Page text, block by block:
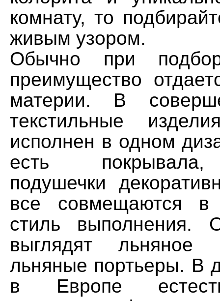
комнату, то
живым узором.
Обычно при
преимущество
материи. В
текстильные
исполнен в одном
есть покрывала,
подушечки
все совмещаются
стиль выполнения.
выглядят льняное
льняные портьеры. В
в Европе